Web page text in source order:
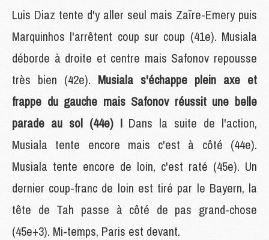
Luis Diaz tente d'y aller seul mais Zaïre-Emery puis
Marquinhos l'arrêtent coup sur coup (41e). Musiala
déborde à droite et centre mais Safonov repousse
très bien (42e). Musiala s'échappe plein axe et
frappe du gauche mais Safonov réussit une belle
parade au sol (44e) ! Dans la suite de l'action,
Musiala tente encore mais c'est à côté (44e).
Musiala tente encore de loin, c'est raté (45e). Un
dernier coup-franc de loin est tiré par le Bayern, la
tête de Tah passe à côté de pas grand-chose
(45e+3). Mi-temps, Paris est devant.